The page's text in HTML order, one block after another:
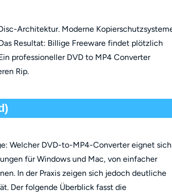
Architektur. Moderne
Resultat: Billige Freeware findet plötzlich
professioneller DVD to MP4 Converter
Rip.
Welcher DVD-to-MP4-Converter eignet sich
für Windows und Mac, von einfacher
In der Praxis zeigen sich jedoch deutliche
Der folgende Überblick fasst die